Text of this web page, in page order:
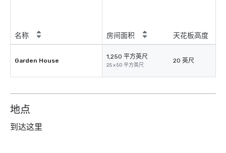
名称 房间面积 天花板高度
Garden House
1,250 平方英尺
25 x 50 平方英尺
20 英尺
地点
到达这里